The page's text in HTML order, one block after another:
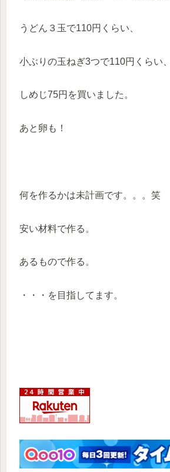
うどん３玉で110円くらい、
小ぶりの玉ねぎ3つで110円くらい、
しめじ75円を買いました。
あと卵も！
何を作るかは未計画です。。。笑
安い材料で作る。
あるもので作る。
・・・を目指してます。